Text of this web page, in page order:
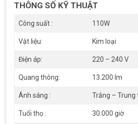
THÔNG SỐ KỸ THUẬT
Công suất : 110W
Vật liệu: Kim loại
Điện áp: 220 – 240 V
Quang thông: 13.200 lm
Ánh sáng : Trắng – Trung
Tuổi thọ : 30.000 giờ